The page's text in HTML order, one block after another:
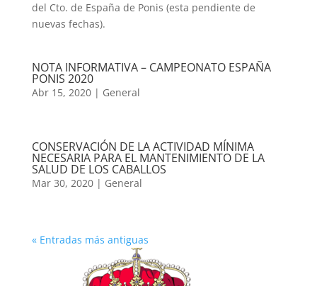
del Cto. de España de Ponis (esta pendiente de
nuevas fechas).
NOTA INFORMATIVA – CAMPEONATO ESPAÑA
PONIS 2020
Abr 15, 2020| General
CONSERVACIÓN DE LA ACTIVIDAD MÍNIMA
NECESARIA PARA EL MANTENIMIENTO DE LA
SALUD DE LOS CABALLOS
Mar 30, 2020| General
« Entradas más antiguas